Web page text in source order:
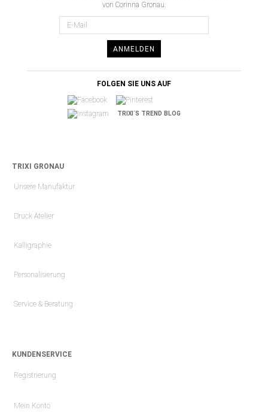
von Corinna Gronau.
ANMELDEN
FOLGEN SIE UNS AUF
TRIXI´S TREND BLOG
TRIXI GRONAU
Unsere Manufaktur
Druck Atelier
Kalligraphie
Personalisierung
Service & Beratung
KUNDENSERVICE
Registrierung
Mein Konto